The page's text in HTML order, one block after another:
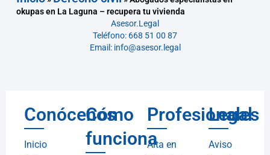
okupas en La Laguna – recupera tu vivienda
Asesor.Legal
Teléfono: 668 51 00 87
Email: info@asesor.legal
Conócenos
Inicio
Cómo
funciona
Profesionales
Alta en
Legal
Aviso